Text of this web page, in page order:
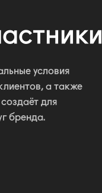
условия
а также
для
бренда.